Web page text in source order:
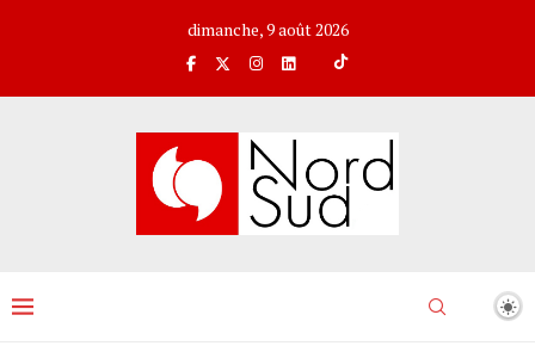
dimanche, 9 août 2026